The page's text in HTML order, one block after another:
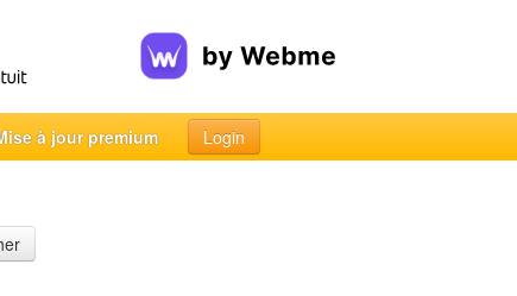
à jour premium Login